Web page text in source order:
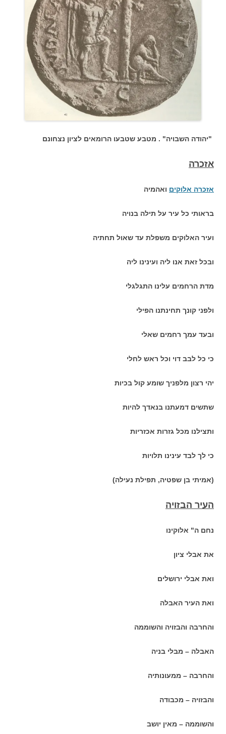
"יהודה השבויה" . מטבע שטבעו הרומאים לציון נצחונם
אזכרה
אזכרה אלוקים ואהמיה
בראותי כל עיר על תילה בנויה
ועיר האלוקים משפלת עד שאול תחתיה
ובכל זאת אנו ליה ועינינו ליה
מדת הרחמים עלינו התגלגלי
ולפני קונך תחינתנו הפילי
ובעד עמך רחמים שאלי
כי כל לבב דוי וכל ראש לחלי
יהי רצון מלפניך שומע קול בכיות
שתשים דמעתנו בנאדך להיות
ותצילנו מכל גזרות אכזריות
כי לך לבד עינינו תלויות
(אמיתי בן שפטיה, תפילת נעילה)
העיר הבזויה
נחם ה" אלוקינו
את אבלי ציון
ואת אבלי ירושלים
ואת העיר האבלה
והחרבה והבזויה והשוממה
האבלה – מבלי בניה
והחרבה – ממעונותיה
והבזויה – מכבודה
והשוממה – מאין יושב